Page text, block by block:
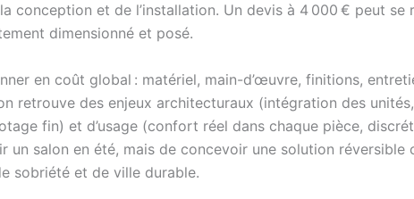
et de l’installation. Un devis à 4 000 € peut se
dimensionné et posé.
en coût global : matériel, main-d’œuvre, finitions,
retrouve des enjeux architecturaux (intégration des
fin) et d’usage (confort réel dans chaque pièce,
salon en été, mais de concevoir une solution réversible
sobriété et de ville durable.